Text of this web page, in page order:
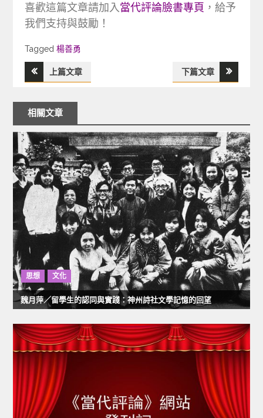
喜歡這篇文章請加入當代評論臉書專頁 ，給予
我們支持與鼓勵！
Tagged
Tagged楊善勇
文
章
導
覽
上篇文章 下篇文章
相關文章
思想 文化
魏月萍／留學生的認同與實踐：神州詩社文學記憶的回望